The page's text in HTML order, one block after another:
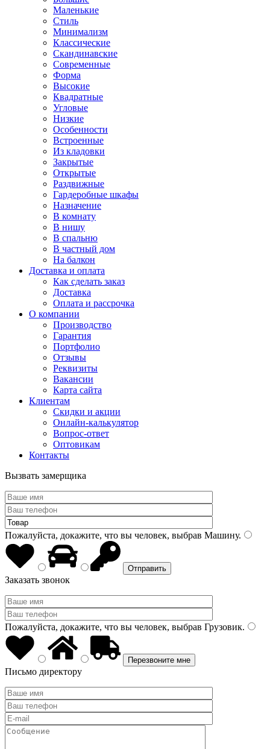
Маленькие
Стиль
Минимализм
Классические
Скандинавские
Современные
Форма
Высокие
Квадратные
Угловые
Низкие
Особенности
Встроенные
Из кладовки
Закрытые
Открытые
Раздвижные
Гардеробные шкафы
Назначение
В комнату
В нишу
В спальню
В частный дом
На балкон
Доставка и оплата
Как сделать заказ
Доставка
Оплата и рассрочка
О компании
Производство
Гарантия
Портфолио
Отзывы
Реквизиты
Вакансии
Карта сайта
Клиентам
Скидки и акции
Онлайн-калькулятор
Вопрос-ответ
Оптовикам
Контакты
Вызвать замерщика
Пожалуйста, докажите, что вы человек, выбрав Машину.
Заказать звонок
Пожалуйста, докажите, что вы человек, выбрав Грузовик.
Письмо директору